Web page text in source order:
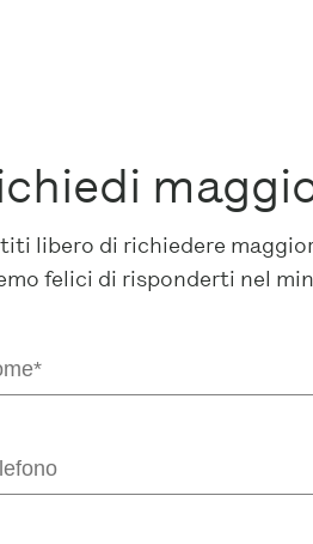
libero di richiedere
felici di risponderti nel